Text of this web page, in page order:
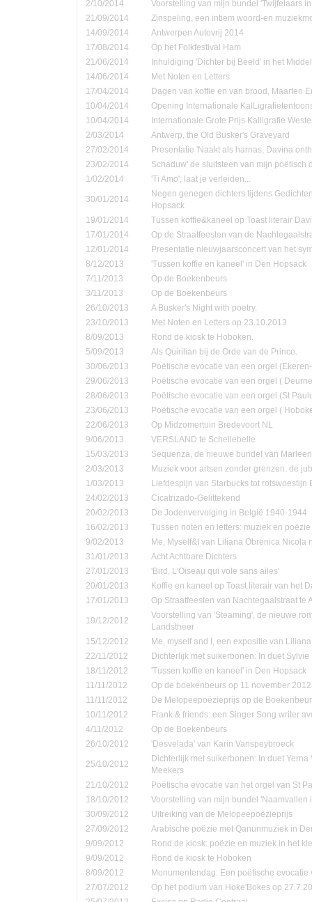
2/10/2014
Voorstelling van mijn bundel 'Twijfelaars
21/09/2014
Zinspeling, een intiem woord-en
14/09/2014
Antwerpen Autovrij 2014
17/08/2014
Op het Folkfestival Ham
21/06/2014
Inhuldiging 'Dichter bij Beeld' in het
14/06/2014
Met Noten en Letters
17/04/2014
Dagen van koffie en van brood, Maarten
10/04/2014
Opening Internationale
10/04/2014
Internationale Grote Prijs Kalligrafie
2/03/2014
Antwerp, the Old Busker's Graveyard
27/02/2014
Presentatie 'Naakt als harnas, Davina
23/02/2014
Schaduw' de sluitsteen van mijn poëtisch
1/02/2014
'Ti Amo', laat je verleiden...
30/01/2014
Negen genegen dichters tijdens
Hopsack
19/01/2014
Tussen koffie&kaneel op Toast literair
17/01/2014
Op de Straatfeesten van de
12/01/2014
Presentatie nieuwjaarsconcert van het
8/12/2013
'Tussen koffie en kaneel' in Den Hopsack
7/11/2013
Op de Boekenbeurs
3/11/2013
Op de Boekenbeurs
26/10/2013
A Busker's Night with poetry.
23/10/2013
Met Noten en Letters op 23.10.2013
8/09/2013
Rond de kiosk te Hoboken.
5/09/2013
Als Quirilian bij de Orde van de Prince.
30/06/2013
Poëtische evocatie van een orgel
29/06/2013
Poëtische evocatie van een orgel (
28/06/2013
Poëtische evocatie van een orgel (St
23/06/2013
Poëtische evocatie van een orgel (
22/06/2013
Op Midzomertuin Bredevoort NL
9/06/2013
VERSLAND te Schellebelle
15/03/2013
Sequenza, de nieuwe bundel van
2/03/2013
Muziek voor artsen zonder grenzen: de
1/03/2013
Liefdespijn van Starbucks tot rotswoestijn
24/02/2013
Cicatrizado-Gelittekend
20/02/2013
De Jodenvervolging in België 1940-1944
16/02/2013
Tussen noten en letters: muziek en
9/02/2013
Me, Myself&I van Liliana Obrenica Nicola
31/01/2013
Acht Achtbare Dichters
27/01/2013
'Bird, L'Oiseau qui vole sans ailes'
20/01/2013
Koffie en kaneel op Toast literair van het
17/01/2013
Op Straatfeesten van Nachtegaalstraat te
19/12/2012
Voorstelling van 'Steaming', de nieuwe
Landstheer
15/12/2012
Me, myself and I, een expositie van
22/11/2012
Dichterlijk met suikerbonen: In duet
18/11/2012
'Tussen koffie en kaneel' in Den Hopsack
11/11/2012
Op de boekenbeurs op 11 november 2012
11/11/2012
De Melopeepoëzieprijs op de
10/11/2012
Frank & friends: een Singer Song writer
4/11/2012
Op de Boekenbeurs
26/10/2012
'Desvelada' van Karin Vanspeybroeck
25/10/2012
Dichterlijk met suikerbonen: In duet
Meekers
21/10/2012
Poëtische evocatie van het orgel van St
18/10/2012
Voorstelling van mijn bundel 'Naamvallen
30/09/2012
Uitreiking van de Melopeepoëzieprijs
27/09/2012
Arabische poëzie met Qanunmuziek in
9/09/2012
Rond de kiosk: poëzie en muziek in het
9/09/2012
Rond de kiosk te Hoboken
8/09/2012
Monumentendag: Een poëtische evocatie
27/07/2012
Op het podium van Hoke'Bokes op